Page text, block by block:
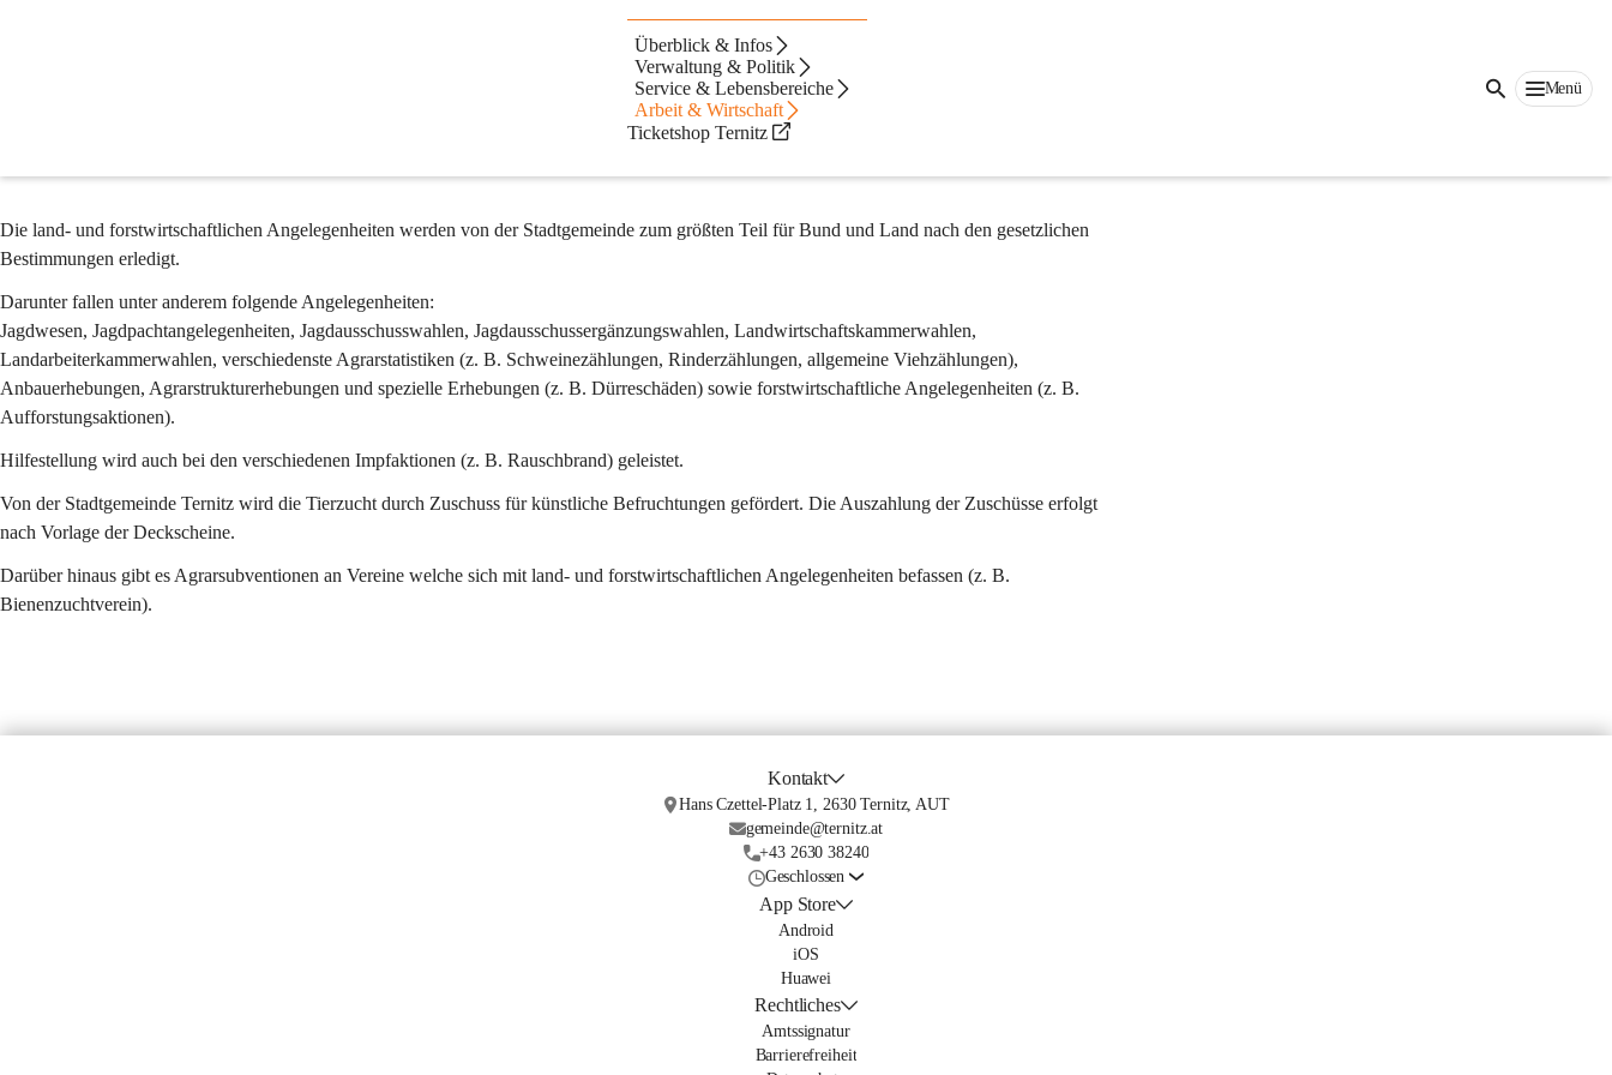
Überblick & Infos
Verwaltung & Politik
Service & Lebensbereiche
Arbeit & Wirtschaft
Ticketshop Ternitz
Menü
Die land- und forstwirtschaftlichen Angelegenheiten werden von der Stadtgemeinde zum größten Teil für Bund und Land nach den gesetzlichen
Bestimmungen erledigt.
Darunter fallen unter anderem folgende Angelegenheiten:
Jagdwesen, Jagdpachtangelegenheiten, Jagdausschusswahlen, Jagdausschussergänzungswahlen, Landwirtschaftskammerwahlen,
Landarbeiterkammerwahlen, verschiedenste Agrarstatistiken (z. B. Schweinezählungen, Rinderzählungen, allgemeine Viehzählungen),
Anbauerhebungen, Agrarstrukturerhebungen und spezielle Erhebungen (z. B. Dürreschäden) sowie forstwirtschaftliche Angelegenheiten (z. B.
Aufforstungsaktionen).
Hilfestellung wird auch bei den verschiedenen Impfaktionen (z. B. Rauschbrand) geleistet.
Von der Stadtgemeinde Ternitz wird die Tierzucht durch Zuschuss für künstliche Befruchtungen gefördert. Die Auszahlung der Zuschüsse erfolgt
nach Vorlage der Deckscheine.
Darüber hinaus gibt es Agrarsubventionen an Vereine welche sich mit land- und forstwirtschaftlichen Angelegenheiten befassen (z. B.
Bienenzuchtverein).
Kontakt
Hans Czettel-Platz 1, 2630 Ternitz, AUT
gemeinde@ternitz.at
+43 2630 38240
Geschlossen
App Store
Android
iOS
Huawei
Rechtliches
Amtssignatur
Barrierefreiheit